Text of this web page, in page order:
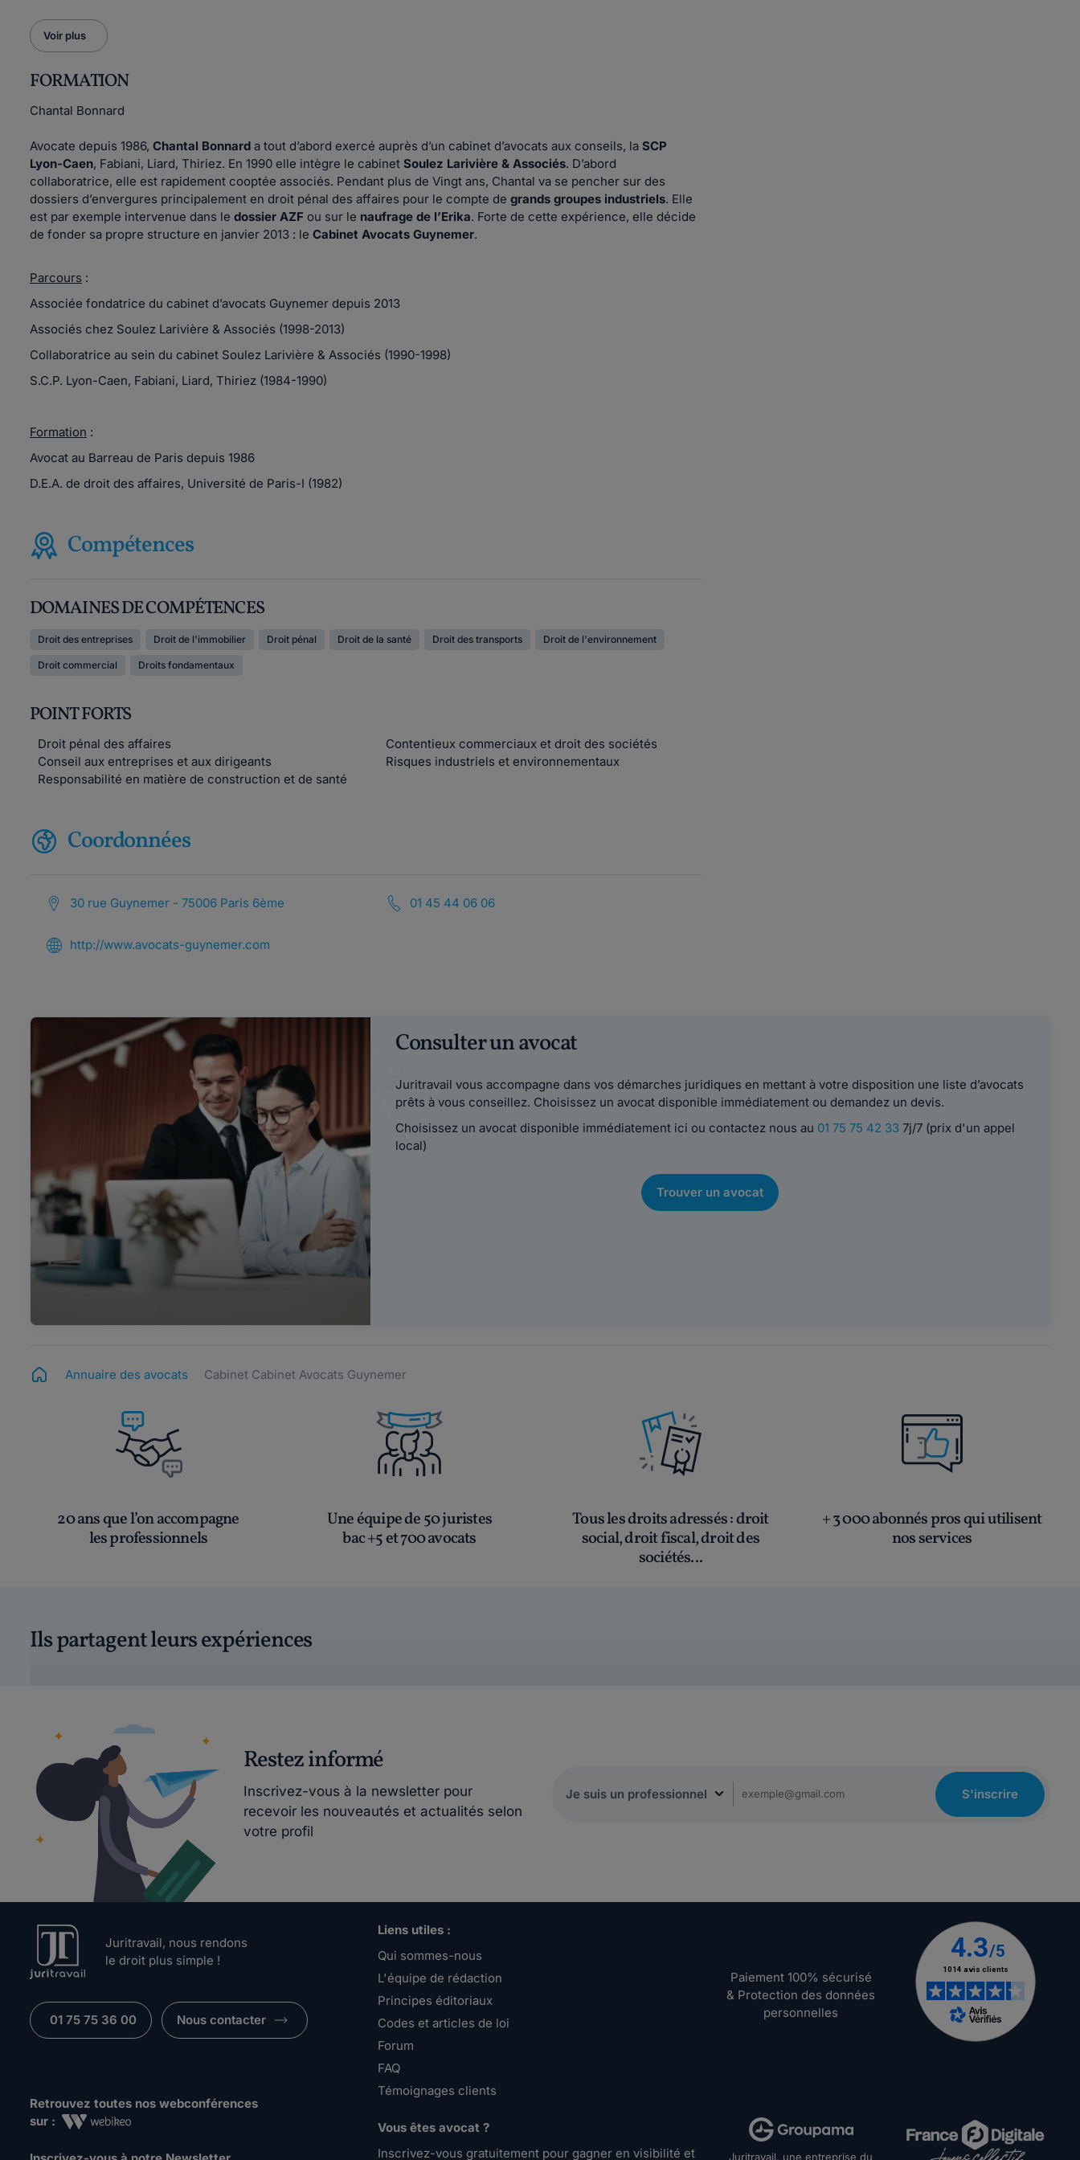
Voir plus
FORMATION
Chantal Bonnard
Avocate depuis 1986, Chantal Bonnard a tout d’abord exercé auprès d’un cabinet d’avocats aux conseils, la SCP
Lyon-Caen, Fabiani, Liard, Thiriez. En 1990 elle intègre le cabinet Soulez Larivière & Associés. D’abord
collaboratrice, elle est rapidement cooptée associés. Pendant plus de Vingt ans, Chantal va se pencher sur des
dossiers d’envergures principalement en droit pénal des affaires pour le compte de grands groupes industriels. Elle
est par exemple intervenue dans le dossier AZF ou sur le naufrage de l’Erika. Forte de cette expérience, elle décide
de fonder sa propre structure en janvier 2013 : le Cabinet Avocats Guynemer.
Parcours :
Associée fondatrice du cabinet d’avocats Guynemer depuis 2013
Associés chez Soulez Larivière & Associés (1998-2013)
Collaboratrice au sein du cabinet Soulez Larivière & Associés (1990-1998)
S.C.P. Lyon-Caen, Fabiani, Liard, Thiriez (1984-1990)
Formation :
Avocat au Barreau de Paris depuis 1986
D.E.A. de droit des affaires, Université de Paris-I (1982)
Compétences
DOMAINES DE COMPÉTENCES
Droit des entreprises Droit de l'immobilier Droit pénal Droit de la santé Droit des transports Droit de l'environnement
Droit commercial Droits fondamentaux
POINT FORTS
Droit pénal des affaires
Contentieux commerciaux et droit des sociétés
Conseil aux entreprises et aux dirigeants
Risques industriels et environnementaux
Responsabilité en matière de construction et de santé
Coordonnées
30 rue Guynemer - 75006 Paris 6ème 01 45 44 06 06
http://www.avocats-guynemer.com
Consulter un avocat
Juritravail vous accompagne dans vos démarches juridiques en mettant à votre disposition une liste d’avocats
prêts à vous conseillez. Choisissez un avocat disponible immédiatement ou demandez un devis.
Choisissez un avocat disponible immédiatement ici ou contactez nous au 01 75 75 42 337j/7 (prix d'un appel
local)
Trouver un avocat
Annuaire des avocats Cabinet Cabinet Avocats Guynemer
20 ans que l’on accompagne
les professionnels
Une équipe de 50 juristes
bac +5 et 700 avocats
Tous les droits adressés: droit
social, droit fiscal, droit des
sociétés...
+ 3 000 abonnés pros qui utilisent
nos services
Ils partagent leurs expériences
Restez informé
Inscrivez-vous à la newsletter pour
recevoir les nouveautés et actualités selon
votre profil
S'inscrire
Juritravail, nous rendons
le droit plus simple !
01 75 75 36 00 Nous contacter
Retrouvez toutes nos webconférences
sur :
Liens utiles :
Qui sommes-nous
L'équipe de rédaction
Principes éditoriaux
Codes et articles de loi
Forum
FAQ
Témoignages clients
Vous êtes avocat ?
Inscrivez-vous gratuitement pour gagner en visibilité et
Paiement 100% sécurisé
& Protection des données
personnelles
Juritravail, une entreprise du